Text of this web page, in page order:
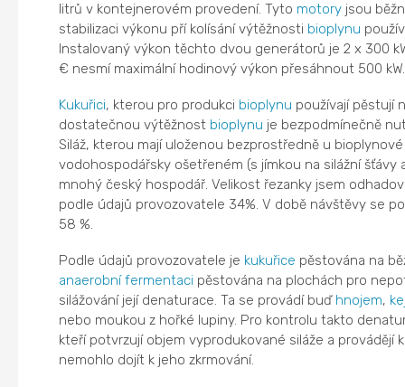
litrů v kontejnerovém provedení. Tyto motory jsou
stabilizaci výkonu pří kolísání výtěžnosti bioplynu
Instalovaný výkon těchto dvou generátorů je 2 x 300
€ nesmí maximální hodinový výkon přesáhnout 500 kW.
Kukuřici, kterou pro produkci bioplynu používají pěstují
dostatečnou výtěžnost bioplynu je bezpodmínečně
Siláž, kterou mají uloženou bezprostředně u
vodohospodářsky ošetřeném (s jímkou na silážní
mnohý český hospodář. Velikost řezanky jsem
podle údajů provozovatele 34%. V době návštěvy se
58 %.
Podle údajů provozovatele je kukuřice pěstována na
anaerobní fermentaci pěstována na plochách pro
silážování její denaturace. Ta se provádí buď hnojem,
nebo moukou z hořké lupiny. Pro kontrolu takto
kteří potvrzují objem vyprodukované siláže a provádějí
nemohlo dojít k jeho zkrmování.